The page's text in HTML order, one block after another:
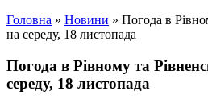
Головна » Новини » Погода в
на середу, 18 листопада
Погода в Рівному та
середу, 18 листопада